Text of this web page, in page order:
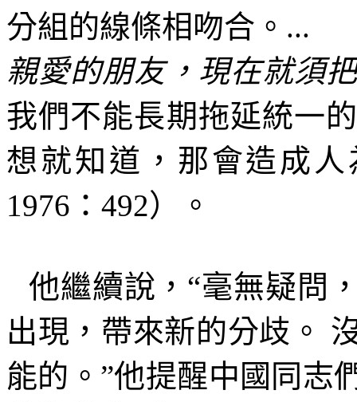
分組的線條相吻合。 ...
親愛的朋友，現在就須
我們不能長期拖延統一
想就知道，那會造成
1976 ： 492）。
他繼續說，“毫無疑問
出現，帶來新的分歧。
能的。”他提醒中國同志